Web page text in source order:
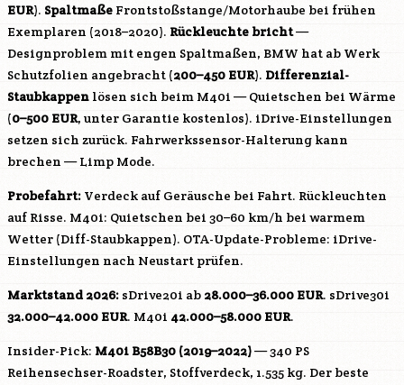
EUR). Spaltmaße Frontstoßstange/Motorhaube bei frühen
Exemplaren (2018–2020). Rückleuchte bricht—
Designproblem mit engen Spaltmaßen, BMW hat ab Werk
Schutzfolien angebracht (200–450 EUR). Differenzial-
Staubkappen lösen sich beim M40i — Quietschen bei Wärme
(0–500 EUR, unter Garantie kostenlos). iDrive-Einstellungen
setzen sich zurück. Fahrwerkssensor-Halterung kann
brechen — Limp Mode.
Probefahrt: Verdeck auf Geräusche bei Fahrt. Rückleuchten
auf Risse. M40i: Quietschen bei 30–60 km/h bei warmem
Wetter (Diff-Staubkappen). OTA-Update-Probleme: iDrive-
Einstellungen nach Neustart prüfen.
Marktstand 2026: sDrive20i ab 28.000–36.000 EUR. sDrive30i
32.000–42.000 EUR. M40i 42.000–58.000 EUR.
Insider-Pick: M40i B58B30 (2019–2022)— 340 PS
Reihensechser-Roadster, Stoffverdeck, 1.535 kg. Der beste